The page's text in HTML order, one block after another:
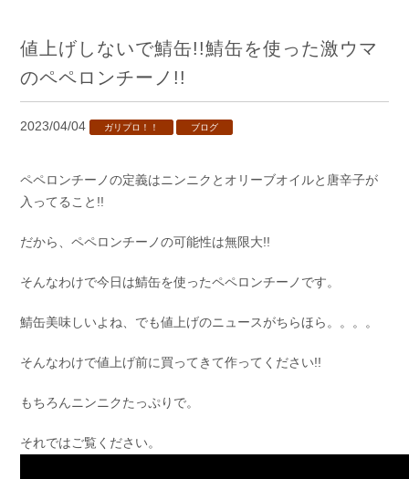
値上げしないで鯖缶!!鯖缶を使った激ウマ
のペペロンチーノ!!
2023/04/04 ガリプロ！！ ブログ
ペペロンチーノの定義はニンニクとオリーブオイルと唐辛子が
入ってること!!
だから、ペペロンチーノの可能性は無限大!!
そんなわけで今日は鯖缶を使ったペペロンチーノです。
鯖缶美味しいよね、でも値上げのニュースがちらほら。。。。
そんなわけで値上げ前に買ってきて作ってください!!
もちろんニンニクたっぷりで。
それではご覧ください。